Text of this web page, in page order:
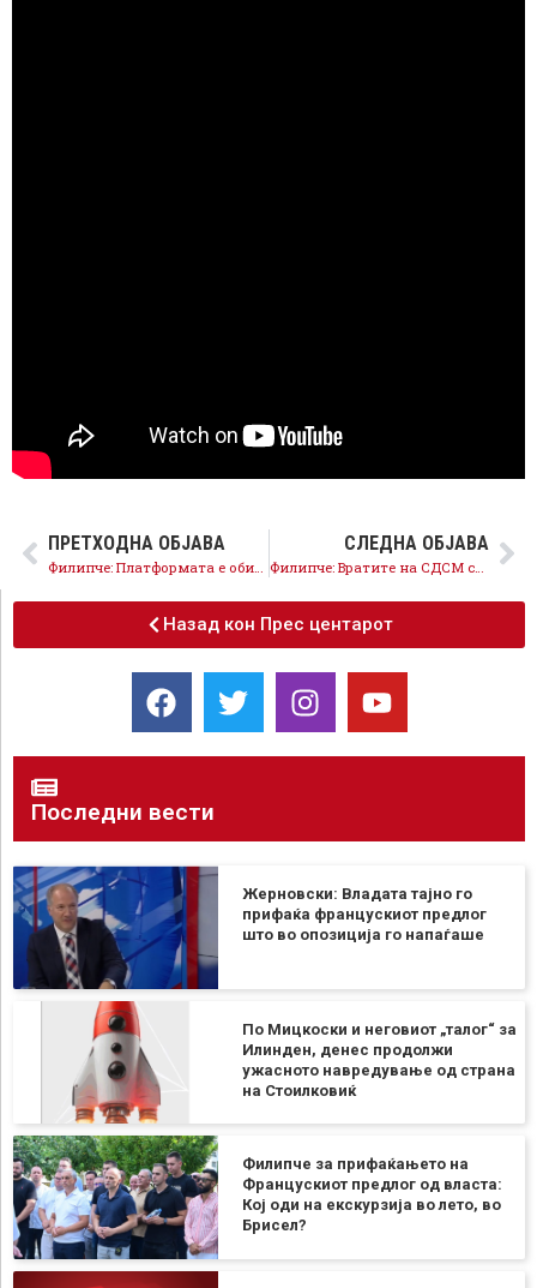
ПРЕТХОДНА ОБЈАВА
Филипче: Платформата е обид за дефокус од тоталниот дебакл на власта
СЛЕДНА ОБЈАВА
Филипче: Вратите на СДСМ се отворени, но за партијата се дебатира во партијата
Назад кон Прес центарот
Последни вести
Жерновски: Владата тајно го
прифаќа францускиот предлог
што во опозиција го напаѓаше
По Мицкоски и неговиот „талог“ за
Илинден, денес продолжи
ужасното навредување од страна
на Стоилковиќ
Филипче за прифаќањето на
Францускиот предлог од власта:
Кој оди на екскурзија во лето, во
Брисел?